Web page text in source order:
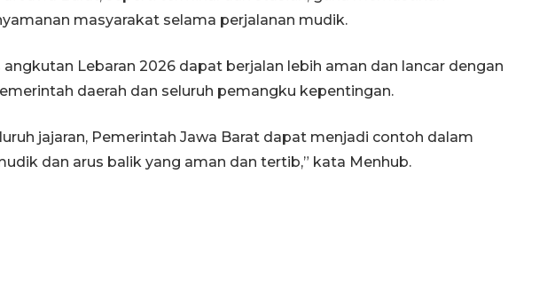
masyarakat selama perjalanan mudik.
Lebaran 2026 dapat berjalan lebih aman dan lancar dengan
daerah dan seluruh pemangku kepentingan.
jajaran, Pemerintah Jawa Barat dapat menjadi contoh dalam
dan arus balik yang aman dan tertib,” kata Menhub.
jalanan Jakarta
2026-08-05 18:00:00